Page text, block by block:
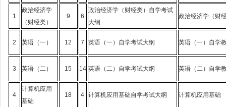
1
政治经济学
（财经类）
9 6
政治经济学（财经类）自学考试
大纲
政治经济学（财
2 英语（一） 12 7 英语（一）自学考试大纲 英语（一）自学
3 英语（二） 15 14 英语（二）自学考试大纲 英语（二）自学
4
计算机应用
基础
18 4 计算机应用基础自学考试大纲 计算机应用基础